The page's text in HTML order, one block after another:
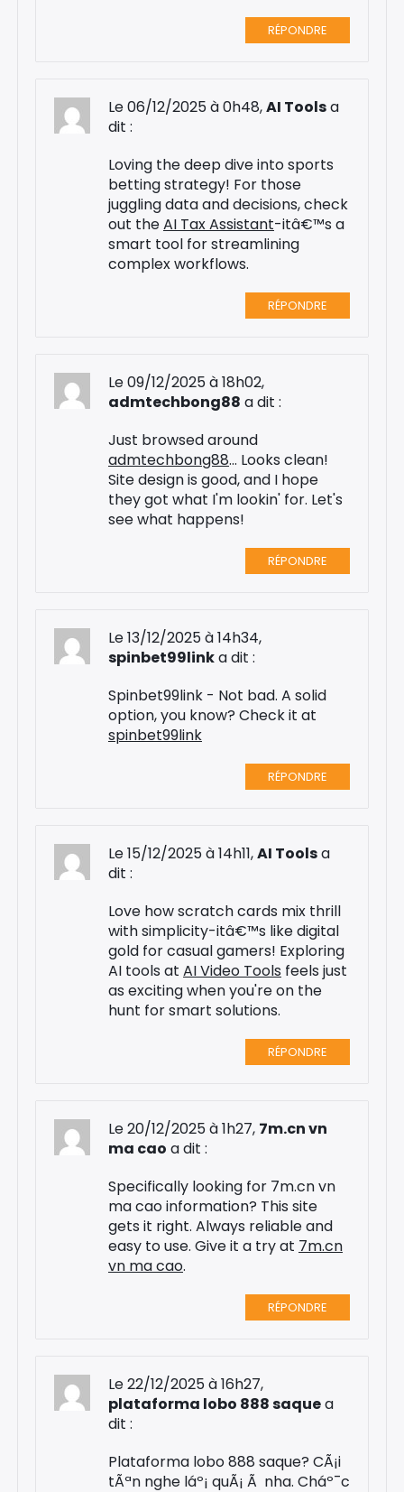
RÉPONDRE
Le 06/12/2025 à 0h48,AI Toolsa
dit :
Loving the deep dive into sports
betting strategy! For those
juggling data and decisions, check
out theAI Tax Assistant-itâ€™s a
smart tool for streamlining
complex workflows.
RÉPONDRE
Le 09/12/2025 à 18h02,
admtechbong88 a dit :
Just browsed around
admtechbong88... Looks clean!
Site design is good, and I hope
they got what I'm lookin' for. Let's
see what happens!
RÉPONDRE
Le 13/12/2025 à 14h34,
spinbet99linka dit :
Spinbet99link - Not bad. A solid
option, you know? Check it at
spinbet99link
RÉPONDRE
Le 15/12/2025 à 14h11,AI Toolsa
dit :
Love how scratch cards mix thrill
with simplicity-itâ€™s like digital
gold for casual gamers! Exploring
AI tools at AI Video Tools feels just
as exciting when you're on the
hunt for smart solutions.
RÉPONDRE
Le 20/12/2025 à 1h27, 7m.cn vn
ma cao a dit :
Specifically looking for 7m.cn vn
ma cao information? This site
gets it right. Always reliable and
easy to use. Give it a try at 7m.cn
vn ma cao.
RÉPONDRE
Le 22/12/2025 à 16h27,
plataforma lobo 888 saquea
dit :
Plataforma lobo 888 saque? CÃ¡i
tÃªn nghe láº¡ quÃ¡ Ã nha. Cháº¯c